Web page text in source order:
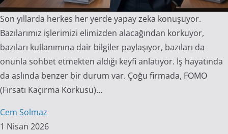
Son yıllarda herkes her yerde yapay zeka konuşuyor.
Bazılarımız işlerimizi elimizden alacağından korkuyor,
bazıları kullanımına dair bilgiler paylaşıyor, bazıları da
onunla sohbet etmekten aldığı keyfi anlatıyor. İş hayatında
da aslında benzer bir durum var. Çoğu firmada, FOMO
(Fırsatı Kaçırma Korkusu)…
Cem Solmaz
1 Nisan 2026